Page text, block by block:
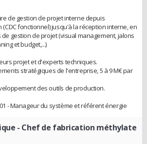
de gestion de projet interne depuis
fonctionnel) jusqu'à la réception interne, en
gestion de projet (visual management, jalons
et budget,...)
projet et d'experts techniques.
stratégiques de l'entreprise, 5 à 9 M€ par
des outils de production.
- Manageur du système et référent énergie
- Chef de fabrication méthylate